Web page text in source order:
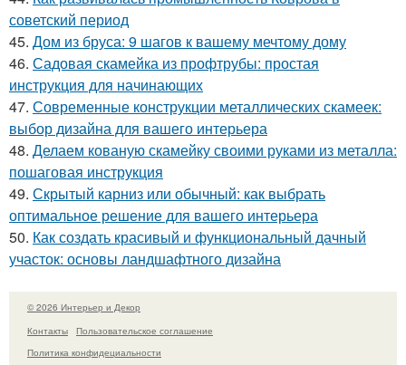
советский период
45. Дом из бруса: 9 шагов к вашему мечтому дому
46. Садовая скамейка из профтрубы: простая
инструкция для начинающих
47. Современные конструкции металлических скамеек:
выбор дизайна для вашего интерьера
48. Делаем кованую скамейку своими руками из металла:
пошаговая инструкция
49. Скрытый карниз или обычный: как выбрать
оптимальное решение для вашего интерьера
50. Как создать красивый и функциональный дачный
участок: основы ландшафтного дизайна
© 2026 Интерьер и Декор
Контакты
Пользовательское соглашение
Политика конфидециальности